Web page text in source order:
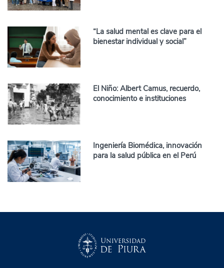
“La salud mental es clave para el
bienestar individual y social”
El Niño: Albert Camus, recuerdo,
conocimiento e instituciones
Ingeniería Biomédica, innovación
para la salud pública en el Perú